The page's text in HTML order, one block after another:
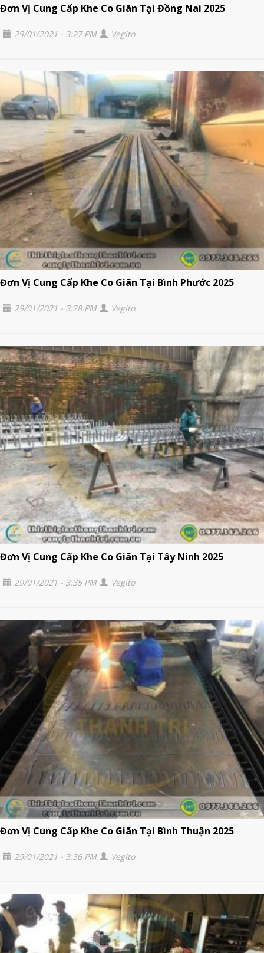
Đơn Vị Cung Cấp Khe Co Giãn Tại Đồng Nai 2025
29/01/2021 - 3:27 PM Vegito
Đơn Vị Cung Cấp Khe Co Giãn Tại Bình Phước 2025
29/01/2021 - 3:28 PM Vegito
Đơn Vị Cung Cấp Khe Co Giãn Tại Tây Ninh 2025
29/01/2021 - 3:35 PM Vegito
Đơn Vị Cung Cấp Khe Co Giãn Tại Bình Thuận 2025
29/01/2021 - 3:36 PM Vegito